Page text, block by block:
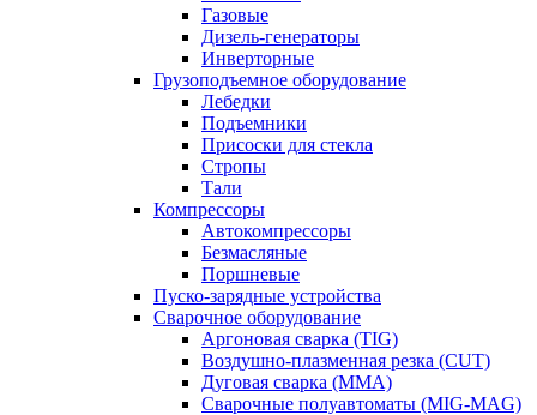
Газовые
Дизель-генераторы
Инверторные
Грузоподъемное оборудование
Лебедки
Подъемники
Присоски для стекла
Стропы
Тали
Компрессоры
Автокомпрессоры
Безмасляные
Поршневые
Пуско-зарядные устройства
Сварочное оборудование
Аргоновая сварка (TIG)
Воздушно-плазменная резка (CUT)
Дуговая сварка (ММА)
Сварочные полуавтоматы (MIG-MAG)